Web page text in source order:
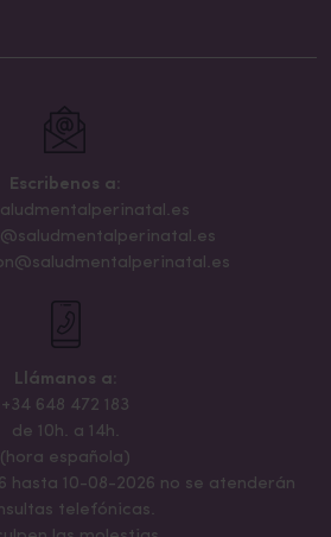
Escribenos a:
Llámanos a:
+34 648 472 183
de 10h. a 14h.
(hora española)
hasta 10-08-2026 no se atenderán
telefónicas.